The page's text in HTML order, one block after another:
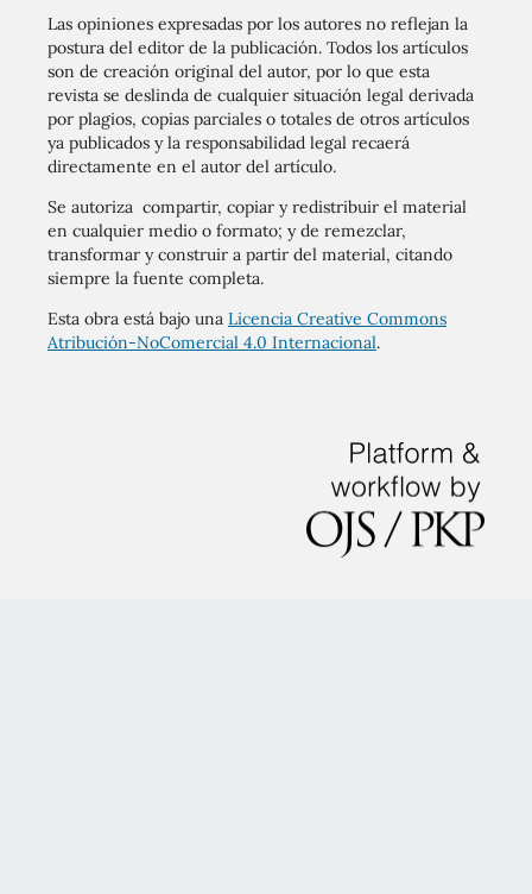
Las opiniones expresadas por los autores no reflejan la
postura del editor de la publicación. Todos los artículos
son de creación original del autor, por lo que esta
revista se deslinda de cualquier situación legal derivada
por plagios, copias parciales o totales de otros artículos
ya publicados y la responsabilidad legal recaerá
directamente en el autor del artículo.
Se autoriza compartir, copiar y redistribuir el material
en cualquier medio o formato; y de remezclar,
transformar y construir a partir del material, citando
siempre la fuente completa.
Esta obra está bajo una Licencia Creative Commons
Atribución-NoComercial 4.0 Internacional.